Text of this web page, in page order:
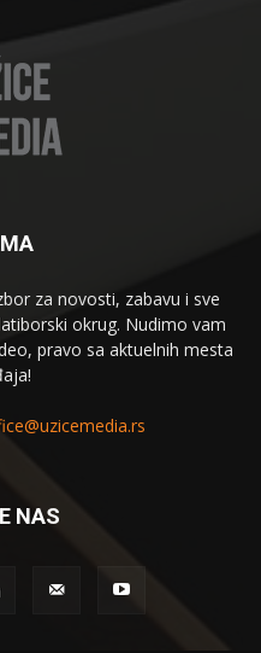
za novosti, zabavu i sve
okrug. Nudimo vam
pravo sa aktuelnih mesta
NAS